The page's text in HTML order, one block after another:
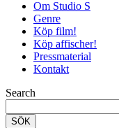
Om Studio S
Genre
Köp film!
Köp affischer!
Pressmaterial
Kontakt
Search
SÖK